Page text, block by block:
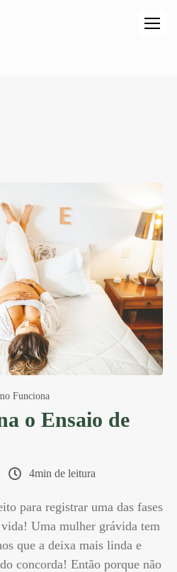
Funciona
o Ensaio de
4min de leitura
para registrar uma das fases
Uma mulher grávida tem
que a deixa mais linda e
concorda! Então porque não